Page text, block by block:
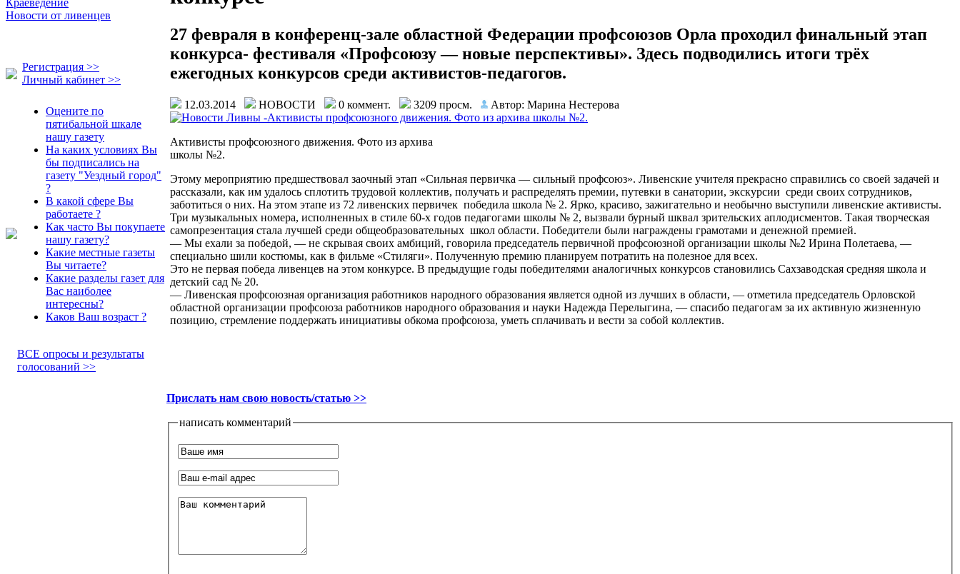
Краеведение
Новости от ливенцев
Регистрация >>
Личный кабинет >>
Оцените по
пятибальной шкале
нашу газету
На каких условиях Вы
бы подписались на
газету "Уездный город"
?
В какой сфере Вы
работаете ?
Как часто Вы покупаете
нашу газету?
Какие местные газеты
Вы читаете?
Какие разделы газет для
Вас наиболее
интересны?
Каков Ваш возраст ?
ВСЕ опросы и результаты
голосований >>
27 февраля в конференц-зале областной Федерации профсоюзов Орла проходил финальный этап
конкурса- фестиваля «Профсоюзу — новые перспективы». Здесь подводились итоги трёх
ежегодных конкурсов среди активистов-педагогов.
12.03.2014 НОВОСТИ 0 коммент. 3209 просм. Автор: Марина Нестерова
Активисты профсоюзного движения. Фото из архива
школы №2.
Этому мероприятию предшествовал заочный этап «Сильная первичка — сильный профсоюз». Ливенские учителя прекрасно справились со своей задачей и
рассказали, как им удалось сплотить трудовой коллектив, получать и распределять премии, путевки в санатории, экскурсии среди своих сотрудников,
заботиться о них. На этом этапе из 72 ливенских первичек победила школа № 2. Ярко, красиво, зажигательно и необычно выступили ливенские активисты.
Три музыкальных номера, исполненных в стиле 60-х годов педагогами школы № 2, вызвали бурный шквал зрительских аплодисментов. Такая творческая
самопрезентация стала лучшей среди общеобразовательных школ области. Победители были награждены грамотами и денежной премией.
— Мы ехали за победой, — не скрывая своих амбиций, говорила председатель первичной профсоюзной организации школы №2 Ирина Полетаева, —
специально шили костюмы, как в фильме «Стиляги». Полученную премию планируем потратить на полезное для всех.
Это не первая победа ливенцев на этом конкурсе. В предыдущие годы победителями аналогичных конкурсов становились Сахзаводская средняя школа и
детский сад № 20.
— Ливенская профсоюзная организация работников народного образования является одной из лучших в области, — отметила председатель Орловской
областной организации профсоюза работников народного образования и науки Надежда Перелыгина, — спасибо педагогам за их активную жизненную
позицию, стремление поддержать инициативы обкома профсоюза, уметь сплачивать и вести за собой коллектив.
Прислать нам свою новость/статью >>
написать комментарий